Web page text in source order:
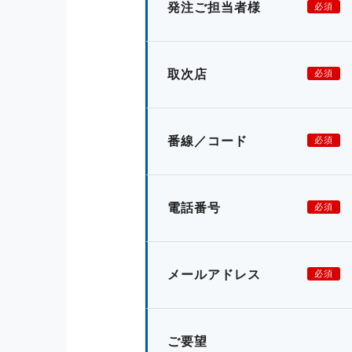
発注ご担当者様 必須
取次店 必須
番線／コード 必須
電話番号 必須
メールアドレス 必須
ご要望